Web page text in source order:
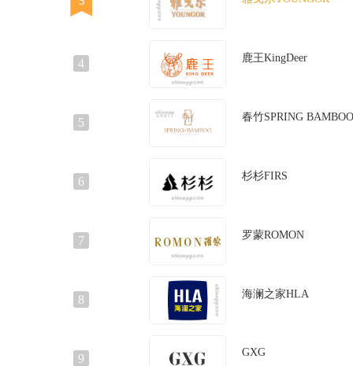
4 鹿王KingDeer
5 春竹SPRING BAMBOO
6 杉杉FIRS
7 罗蒙ROMON
8 海澜之家HLA
9 GXG